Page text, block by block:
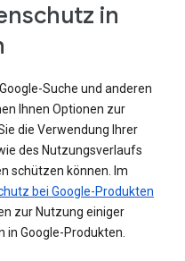
in
Suche und anderen
Ihnen Optionen zur
die Verwendung Ihrer
des Nutzungsverlaufs
schützen können. Im
bei Google-Produkten
zur Nutzung einiger
Google-Produkten.